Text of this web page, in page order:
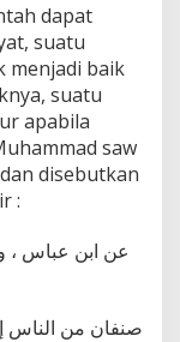
dapat
suatu
menjadi baik
suatu
apabila
saw
disebutkan
:
عن ابن عباس ،
صنفان من الناس